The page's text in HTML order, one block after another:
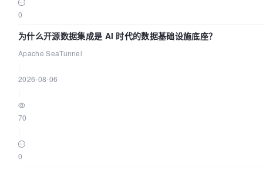
0
为什么开源数据集成是 AI 时代的数据基础设施底座？
Apache SeaTunnel
2026-08-06
70
0